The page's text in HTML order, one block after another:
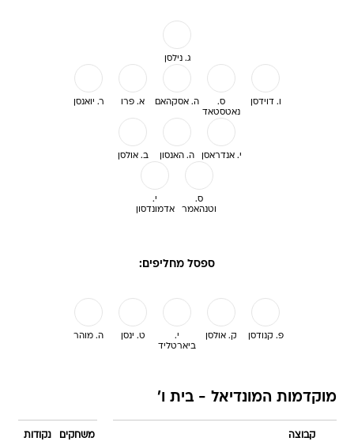
ג. נילסן
ר. יואנסן א. פרו ה. אסקהאם
ס.
נאטסטאד
ו. דוידסן
ב. אולסן ה. האנסון י. אנדראסן
י.
אדמונדסון
ס.
וטנהאמר
ספסל מחליפים:
ה. מוהר ט. ינסן
י.
ביארטליד
ק. אולסן פ. קנודסן
מוקדמות המונדיאל - בית ו'
קבוצה משחקים נקודות